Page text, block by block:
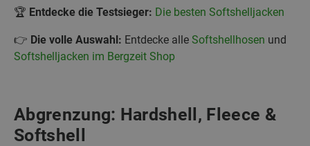
🏆 Entdecke die Testsieger: Die besten Softshelljacken
👉 Die volle Auswahl: Entdecke alle Softshellhosen und
Softshelljacken im Bergzeit Shop
Abgrenzung: Hardshell, Fleece &
Softshell